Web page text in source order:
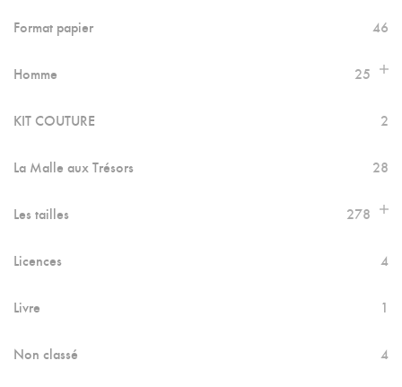
Format papier 46
Homme 25
KIT COUTURE 2
La Malle aux Trésors 28
Les tailles 278
Licences 4
Livre 1
Non classé 4